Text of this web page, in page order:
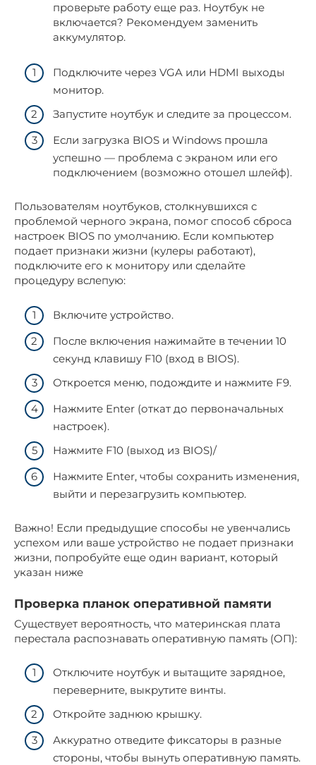
проверьте работу еще раз. Ноутбук не
включается? Рекомендуем заменить
аккумулятор.
Подключите через VGA или HDMI выходы
монитор.
Запустите ноутбук и следите за процессом.
Если загрузка BIOS и Windows прошла
успешно — проблема с экраном или его
подключением (возможно отошел шлейф).
Пользователям ноутбуков, столкнувшихся с
проблемой черного экрана, помог способ сброса
настроек BIOS по умолчанию. Если компьютер
подает признаки жизни (кулеры работают),
подключите его к монитору или сделайте
процедуру вслепую:
Включите устройство.
После включения нажимайте в течении 10
секунд клавишу F10 (вход в BIOS).
Откроется меню, подождите и нажмите F9.
Нажмите Enter (откат до первоначальных
настроек).
Нажмите F10 (выход из BIOS)/
Нажмите Enter, чтобы сохранить изменения,
выйти и перезагрузить компьютер.
Важно! Если предыдущие способы не увенчались
успехом или ваше устройство не подает признаки
жизни, попробуйте еще один вариант, который
указан ниже
Проверка планок оперативной памяти
Существует вероятность, что материнская плата
перестала распознавать оперативную память (ОП):
Отключите ноутбук и вытащите зарядное,
переверните, выкрутите винты.
Откройте заднюю крышку.
Аккуратно отведите фиксаторы в разные
стороны, чтобы вынуть оперативную память.